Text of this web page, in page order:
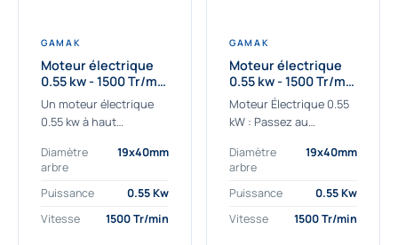
GAMAK
Moteur électrique
0.55 kw - 1500 Tr/min
- 230/400V - IE2
Un moteur électrique
0.55 kw à haut
applications les plus
exigeantes.
Notre moteur électrique
0.55 kw de référence
AGM2EL 80 M 4a...
Diamètre
arbre
19x40mm
Puissance
0.55 Kw
Vitesse
1500 Tr/min
GAMAK
Moteur électrique
0.55 kw - 1500 Tr/min
- 230/400V -
Rendement IE4
Moteur Électrique 0.55
kW : Passez au
Découvrez notre
moteur électrique 0.55
kW de nouvelle
génération, conçu pour
les...
Diamètre
arbre
19x40mm
Puissance
0.55 Kw
Vitesse
1500 Tr/min